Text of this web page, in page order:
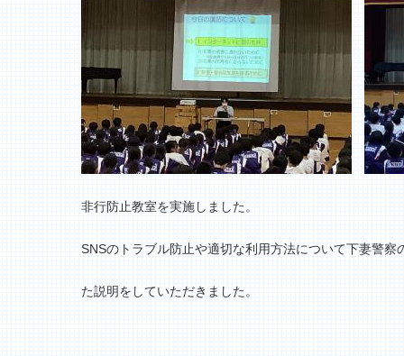
非行防止教室を実施しました。
SNSのトラブル防止や適切な利用方法について下妻警
た説明をしていただきました。